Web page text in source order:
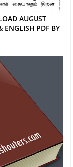
AUGUST
ENGLISH PDF BY